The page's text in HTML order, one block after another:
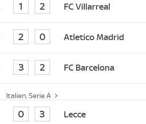
1 2 FC Villarreal
2 0 Atletico Madrid
3 2 FC Barcelona
Italien, Serie A
0 3 Lecce